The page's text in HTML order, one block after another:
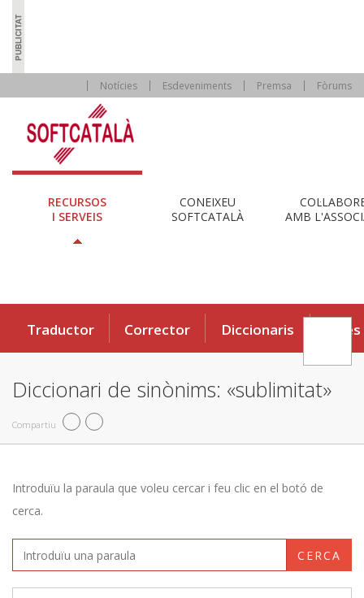
Notícies Esdeveniments Premsa Fòrums
RECURSOS
I SERVEIS
CONEIXEU
SOFTCATALÀ
AMB
Traductor Corrector Diccionaris Eines
Diccionari de sinònims: «sublimitat»
Compartiu
Introduïu la paraula que voleu cercar i feu clic en el botó de
cerca.
CERCA